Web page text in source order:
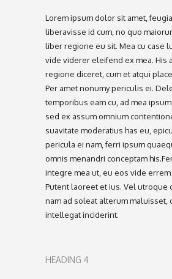
Lorem ipsum dolor sit amet,
liberavisse id cum, no quo
liber regione eu sit. Mea cu case
vide viderer eleifend ex mea. His
regione diceret, cum et atqui
Per amet nonumy periculis ei.
temporibus eam cu, ad mea
sed ex assum omnium
suavitate moderatius has eu,
pericula ei nam, ferri ipsum
omnis menandri conceptam
integre mea ut, eu eos vide
Putent laoreet et ius. Vel utroque
nam ad soleat alterum maluisset,
intellegat inciderint.
HEADING 4